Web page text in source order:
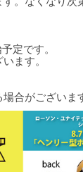
定です。
ます。
合がございま